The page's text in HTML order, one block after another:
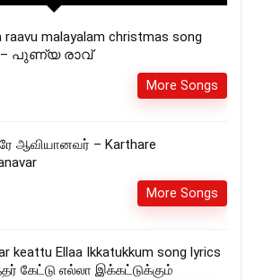
raavu malayalam christmas song
– പുണ്യ രാവ്
More Songs
ஆவியானவர் – Karthare
More Songs
keattu Ellaa Ikkatukkum song lyrics
கேட்டு எல்லா இக்கட்டுக்கும்